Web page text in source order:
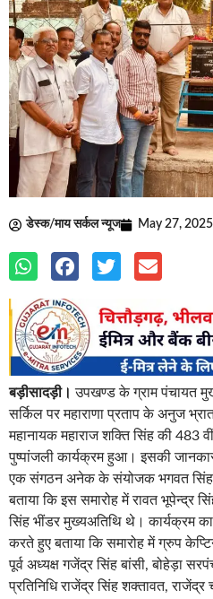
डेस्क/माय सर्कल न्यूज May 27, 2025
बड़ीसादड़ी। उपखण्ड के ग्राम पंचायत
सर्किल पर महाराणा प्रताप के अनुज
महानायक महाराज शक्ति सिंह की 483
पुष्पांजली कार्यक्रम हुआ। इसकी
एक संगठन अनेक के संयोजक भगवत सिंह
बताया कि इस समारोह में रावत भूपेन्द्र
सिंह भींडर मुख्यअतिथि थे। कार्यक्रम
करते हुए बताया कि समारोह में ग्रुप
पूर्व अध्यक्ष गजेंद्र सिंह बांसी, बोहेड़ा
प्रतिनिधि राजेंद्र सिंह शक्तावत, राजेंद्र